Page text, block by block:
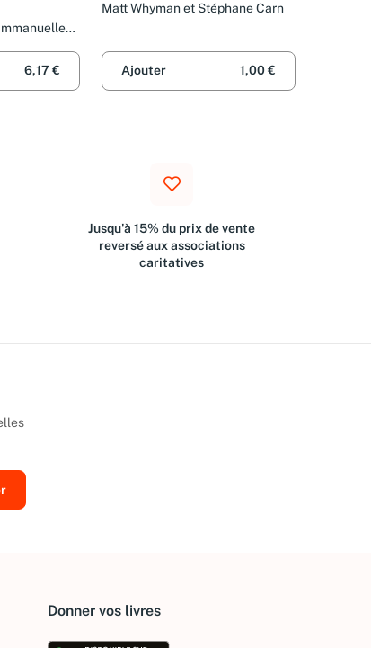
6,17 €
Matt Whyman et Stéphane Carn
Ajouter 1,00 €
Jusqu'à 15% du prix de vente
reversé aux associations
caritatives
Donner vos livres